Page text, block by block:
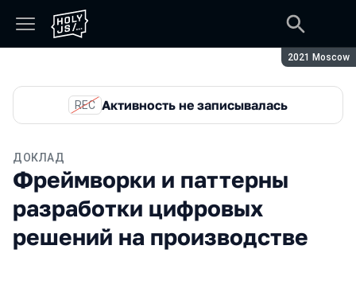
Сезон:
2021 Moscow
REC Активность не записывалась
ДОКЛАД
Фреймворки и паттерны
разработки цифровых
решений на производстве